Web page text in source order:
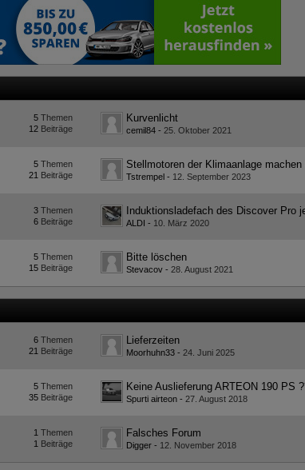
Themen
5
Beiträge
12
Kurvenlicht
cemil84 - 25. Oktober 2021
Themen
5
Beiträge
21 Tstrempel - 12. September 2023
Themen
3
Beiträge
6 ALDI - 10. März 2020
Themen
5
Beiträge
15
Bitte löschen
Stevacov -28. August 2021
Themen
6
Beiträge
21
Lieferzeiten
Moorhuhn33 - 24. Juni 2025
Themen
5
Beiträge
35 Spurti airteon -27. August 2018
Themen
1
Beiträge
1
Falsches Forum
Digger - 12. November 2018